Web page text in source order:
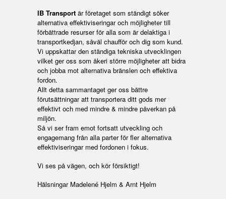
IB Transport är företaget som ständigt söker
alternativa effektiviseringar och möjligheter till
förbättrade resurser för alla som är delaktiga i
transportkedjan, såväl chaufför och dig som kund.
Vi uppskattar den ständiga tekniska utvecklingen
vilket ger oss som åkeri större möjligheter att bidra
och jobba mot alternativa bränslen och effektiva
fordon.
Allt detta sammantaget ger oss bättre
förutsättningar att transportera ditt gods mer
effektivt och med mindre & mindre påverkan på
miljön.
Så vi ser fram emot fortsatt utveckling och
engagemang från alla parter för fler alternativa
effektiviseringar med fordonen i fokus.
Vi ses på vägen, och kör försiktigt!
Hälsningar Madelené Hjelm & Arnt Hjelm